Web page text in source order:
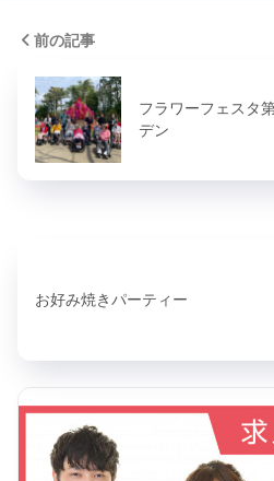
前の記事
フラワーフェスタ
デン
お好み焼きパーティー